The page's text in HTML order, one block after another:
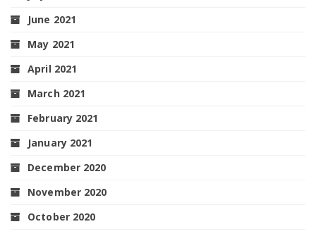
June 2021
May 2021
April 2021
March 2021
February 2021
January 2021
December 2020
November 2020
October 2020